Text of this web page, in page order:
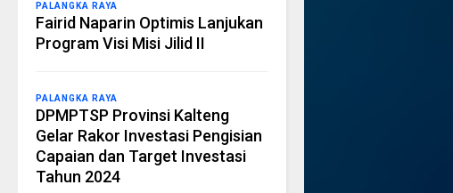
PALANGKA RAYA
Fairid Naparin Optimis Lanjukan
Program Visi Misi Jilid II
PALANGKA RAYA
DPMPTSP Provinsi Kalteng
Gelar Rakor Investasi Pengisian
Capaian dan Target Investasi
Tahun 2024